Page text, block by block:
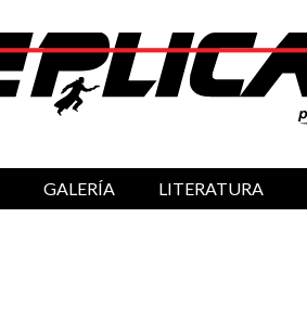
GALERÍA LITERATURA